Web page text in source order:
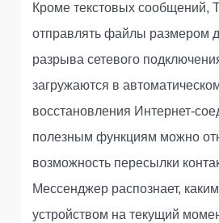
Кроме текстовых сообщений,
отправлять файлы размером
разрыва сетевого
загружаются в
восстановления Интернет-
полезным функциям можно
возможность пересылки
Мессенджер распознает,
устройством на текущий